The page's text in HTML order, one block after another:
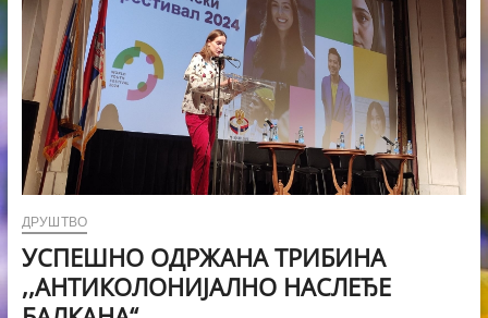
ДРУШТВО
УСПЕШНО ОДРЖАНА ТРИБИНА
,,АНТИКОЛОНИЈАЛНО НАСЛЕЂЕ